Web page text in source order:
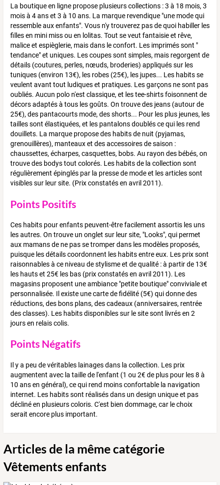
La boutique en ligne propose plusieurs collections : 3 à 18 mois, 3
mois à 4 ans et 3 à 10 ans. La marque revendique "une mode qui
ressemble aux enfants". Vous n'y trouverez pas de quoi habiller les
filles en mini miss ou en lolitas. Tout se veut fantaisie et rêve,
malice et espièglerie, mais dans le confort. Les imprimés sont "
tendance" et uniques. Les coupes sont simples, mais regorgent de
détails (coutures, perles, nœuds, broderies) appliqués sur les
tuniques (environ 13€), les robes (25€), les jupes... Les habits se
veulent avant tout ludiques et pratiques. Les garçons ne sont pas
oubliés. Aucun polo n'est classique, et les tee-shirts foisonnent de
décors adaptés à tous les goûts. On trouve des jeans (autour de
25€), des pantacourts mode, des shorts... Pour les plus jeunes, les
tailles sont élastiquées, et les pantalons doublés ce qui les rend
douillets. La marque propose des habits de nuit (pyjamas,
grenouillères), manteaux et des accessoires de saison :
chaussettes, écharpes, casquettes, bobs. Au rayon des bébés, on
trouve des bodys tout colorés. Les habits de la collection sont
régulièrement épinglés par la presse de mode et les articles sont
visibles sur leur site. (Prix constatés en avril 2011).
Points Positifs
Ces habits pour enfants peuvent-être facilement assortis les uns
les autres. On trouve un onglet sur leur site, "Looks", qui permet
aux mamans de ne pas se tromper dans les modèles proposés,
puisque les détails coordonnent les habits entre eux. Les prix sont
raisonnables à ce niveau de stylisme et de qualité : à partir de 13€
les hauts et 25€ les bas (prix constatés en avril 2011). Les
magasins proposent une ambiance "petite boutique" conviviale et
personnalisée. Il existe une carte de fidélité (5€) qui donne des
réductions, des bons plans, des cadeaux (anniversaires, rentrée
des classes). Les habits disponibles sur le site sont livrés en 2
jours en relais colis.
Points Négatifs
Il y a peu de véritables lainages dans la collection. Les prix
augmentent avec la taille de l'enfant (1 ou 2€ de plus pour les 8 à
10 ans en général), ce qui rend moins confortable la navigation
internet. Les habits sont réalisés dans un design unique et pas
décliné en plusieurs coloris. C'est bien dommage, car le choix
serait encore plus important.
Articles de la même catégorie
Vêtements enfants